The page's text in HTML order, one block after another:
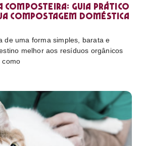
composteira: Guia prático
compostagem doméstica
de uma forma simples, barata e
melhor aos resíduos orgânicos
como